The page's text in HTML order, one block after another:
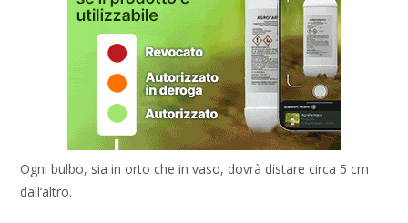
Ogni bulbo, sia in orto che in vaso, dovrà distare circa 5 cm
dall’altro.